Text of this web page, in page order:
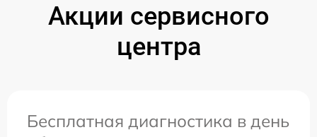
Акции сервисного
центра
Бесплатная диагностика в день